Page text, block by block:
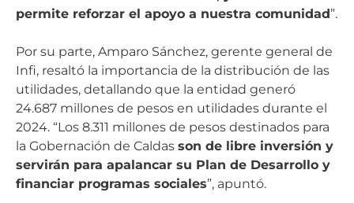
permite reforzar el apoyo a nuestra comunidad”.
Por su parte, Amparo Sánchez, gerente general de
Infi, resaltó la importancia de la distribución de las
utilidades, detallando que la entidad generó
24.687 millones de pesos en utilidades durante el
2024. “Los 8.311 millones de pesos destinados para
la Gobernación de Caldas son de libre inversión y
servirán para apalancar su Plan de Desarrollo y
financiar programas sociales”, apuntó.